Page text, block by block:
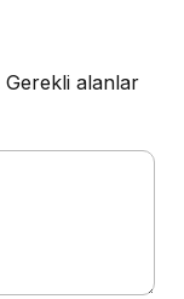
Gerekli alanlar